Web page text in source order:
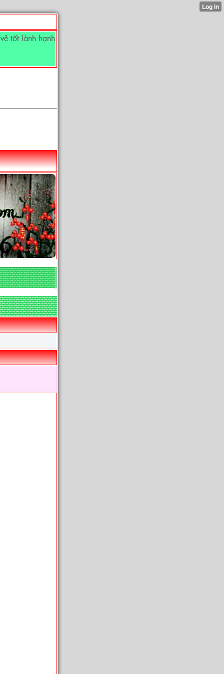
tốt lành hạnh